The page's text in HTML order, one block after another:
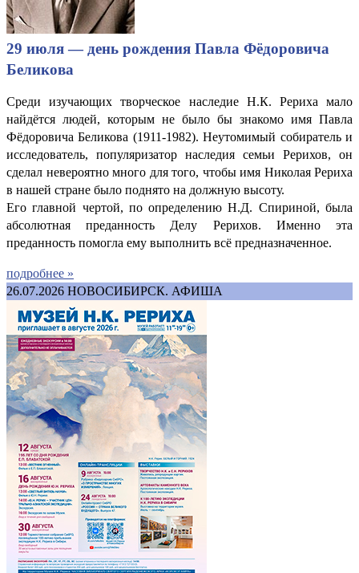
29 июля — день рождения Павла Фёдоровича
Беликова
Среди изучающих творческое наследие Н.К. Рериха мало
найдётся людей, которым не было бы знакомо имя Павла
Фёдоровича Беликова (1911-1982). Неутомимый собиратель и
исследователь, популяризатор наследия семьи Рерихов, он
сделал невероятно много для того, чтобы имя Николая Рериха
в нашей стране было поднято на должную высоту.
Его главной чертой, по определению Н.Д. Спириной, была
абсолютная преданность Делу Рерихов. Именно эта
преданность помогла ему выполнить всё предназначенное.
подробнее »
26.07.2026 НОВОСИБИРСК. АФИША